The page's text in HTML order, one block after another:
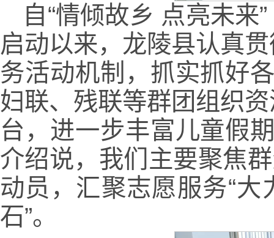
自“情倾故乡 点亮未来
启动以来，龙陵县认真
务活动机制，抓实抓好
妇联、残联等群团组织
台，进一步丰富儿童假
介绍说，我们主要聚焦
动员，汇聚志愿服务“大
石”。